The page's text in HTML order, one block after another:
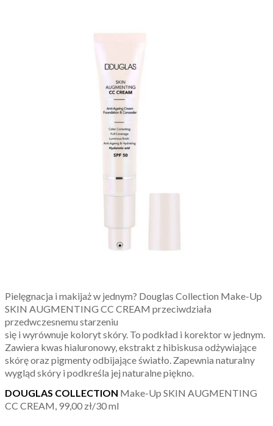
Pielęgnacja i makijaż w jednym? Douglas Collection Make-Up
SKIN AUGMENTING CC CREAM przeciwdziała
przedwczesnemu starzeniu
się i wyrównuje koloryt skóry. To podkład i korektor w jednym.
Zawiera kwas hialuronowy, ekstrakt z hibiskusa odżywiające
skórę oraz pigmenty odbijające światło. Zapewnia naturalny
wygląd skóry i podkreśla jej naturalne piękno.
DOUGLAS COLLECTION Make-Up SKIN AUGMENTING
CC CREAM, 99,00 zł/30 ml